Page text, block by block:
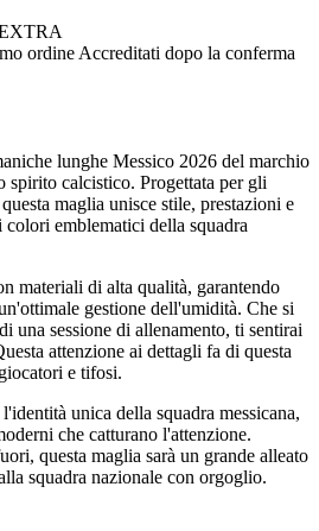
ordine Accreditati dopo la conferma
lunghe Messico 2026 del marchio
spirito calcistico. Progettata per gli
maglia unisce stile, prestazioni e
emblematici della squadra
materiali di alta qualità, garantendo
gestione dell'umidità. Che si
una sessione di allenamento, ti sentirai
attenzione ai dettagli fa di questa
e tifosi.
unica della squadra messicana,
che catturano l'attenzione.
questa maglia sarà un grande alleato
squadra nazionale con orgoglio.